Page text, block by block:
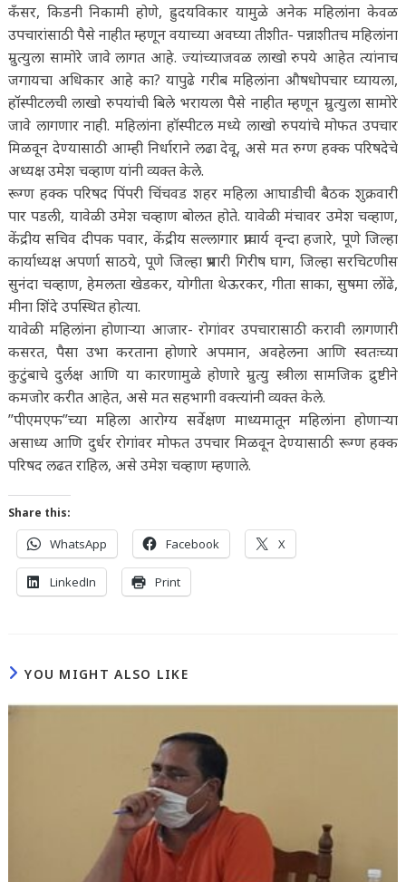
कँसर, किडनी निकामी होणे, ह्रुदयविकार यामुळे अनेक महिलांना केवळ
उपचारांसाठी पैसे नाहीत म्हणून वयाच्या अवघ्या तीशीत- पन्नाशीतच महिलांना
म्रुत्युला सामोरे जावे लागत आहे. ज्यांच्याजवळ लाखो रुपये आहेत त्यांनाच
जगायचा अधिकार आहे का? यापुढे गरीब महिलांना औषधोपचार घ्यायला,
हॉस्पीटलची लाखो रुपयांची बिले भरायला पैसे नाहीत म्हणून म्रुत्युला सामोरे
जावे लागणार नाही. महिलांना हॉस्पीटल मध्ये लाखो रुपयांचे मोफत उपचार
मिळवून देण्यासाठी आम्ही निर्धाराने लढा देवू, असे मत रुग्ण हक्क परिषदेचे
अध्यक्ष उमेश चव्हाण यांनी व्यक्त केले.
रूग्ण हक्क परिषद पिंपरी चिंचवड शहर महिला आघाडीची बैठक शुक्रवारी
पार पडली, यावेळी उमेश चव्हाण बोलत होते. यावेळी मंचावर उमेश चव्हाण,
केंद्रीय सचिव दीपक पवार, केंद्रीय सल्लागार प्राचार्य वृन्दा हजारे, पूणे जिल्हा
कार्याध्यक्ष अपर्णा साठये, पूणे जिल्हा प्रभारी गिरीष घाग, जिल्हा सरचिटणीस
सुनंदा चव्हाण, हेमलता खेडकर, योगीता थेऊरकर, गीता साका, सुषमा लोंढे,
मीना शिंदे उपस्थित होत्या.
यावेळी महिलांना होणाऱ्या आजार- रोगांवर उपचारासाठी करावी लागणारी
कसरत, पैसा उभा करताना होणारे अपमान, अवहेलना आणि स्वतःच्या
कुटुंबाचे दुर्लक्ष आणि या कारणामुळे होणारे म्रुत्यु स्त्रीला सामजिक द्रुष्टीने
कमजोर करीत आहेत, असे मत सहभागी वक्त्यांनी व्यक्त केले.
”पीएमएफ”च्या महिला आरोग्य सर्वेक्षण माध्यमातून महिलांना होणाऱ्या
असाध्य आणि दुर्धर रोगांवर मोफत उपचार मिळवून देण्यासाठी रूग्ण हक्क
परिषद लढत राहिल, असे उमेश चव्हाण म्हणाले.
Share this:
WhatsApp Facebook X
LinkedIn Print
YOU MIGHT ALSO LIKE